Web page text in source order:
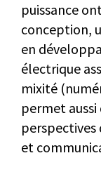
puissance
conception,
en
électrique
mixité
permet
perspectives
et